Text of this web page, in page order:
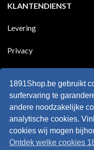
land
scoort
nog
eens
tegen
Wie
is
Haaland,
Europese
KLANTENDIENST
Levering
Privacy
Retourneren
Algemene voorwaarden
1891Shop.be gebruikt
surfervaring te
andere noodzakelijke
analytische cookies.
cookies wij mogen
Ontdek welke cookies